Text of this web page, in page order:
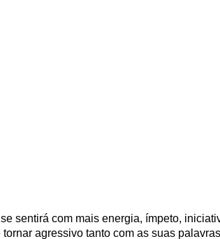
sentirá com mais energia, ímpeto,
tornar agressivo tanto com as suas